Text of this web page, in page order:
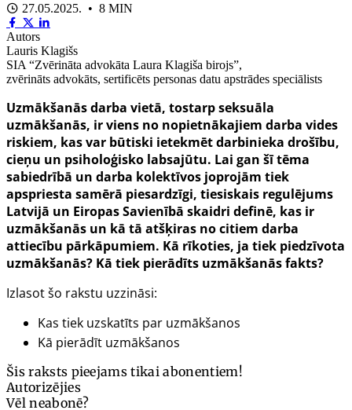
27.05.2025. • 8 MIN
Autors
Lauris Klagišs
SIA “Zvērināta advokāta Laura Klagiša birojs”,
zvērināts advokāts, sertificēts personas datu apstrādes speciālists
Uzmākšanās darba vietā, tostarp seksuāla
uzmākšanās, ir viens no nopietnākajiem darba vides
riskiem, kas var būtiski ietekmēt darbinieka drošību,
cieņu un psiholoģisko labsajūtu. Lai gan šī tēma
sabiedrībā un darba kolektīvos joprojām tiek
apspriesta samērā piesardzīgi, tiesiskais regulējums
Latvijā un Eiropas Savienībā skaidri definē, kas ir
uzmākšanās un kā tā atšķiras no citiem darba
attiecību pārkāpumiem. Kā rīkoties, ja tiek piedzīvota
uzmākšanās? Kā tiek pierādīts uzmākšanās fakts?
Izlasot šo rakstu uzzināsi:
Kas tiek uzskatīts par uzmākšanos
Kā pierādīt uzmākšanos
Šis raksts pieejams tikai abonentiem!
Autorizējies
Vēl neabonē?